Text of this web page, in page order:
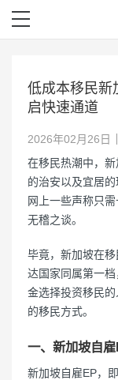
低成本移民新
启快速通道
2026年02月26日
在移民热潮中，
的治安以及宜居
网上一些声称只
无稽之谈。
毕竟，新加坡在
达国家同属第一
金选择投资移民
的移民方式。
一、新加坡自
新加坡自雇EP，